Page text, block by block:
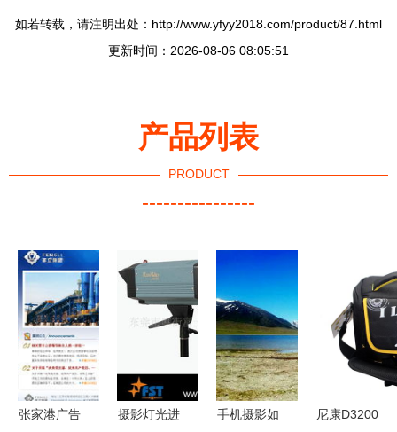
如若转载，请注明出处：http://www.yfyy2018.com/product/87.html
更新时间：2026-08-06 08:05:51
产品列表
PRODUCT
----------------
张家港广告
摄影灯光进
手机摄影如
尼康D3200